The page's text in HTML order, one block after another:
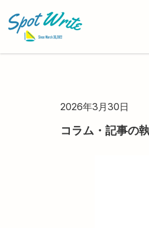
2026年3月30日
コラム・記事の